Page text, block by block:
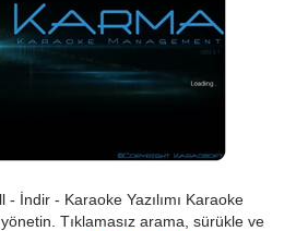
İndir - Karaoke Yazılımı Karaoke
Tıklamasız arama, sürükle ve